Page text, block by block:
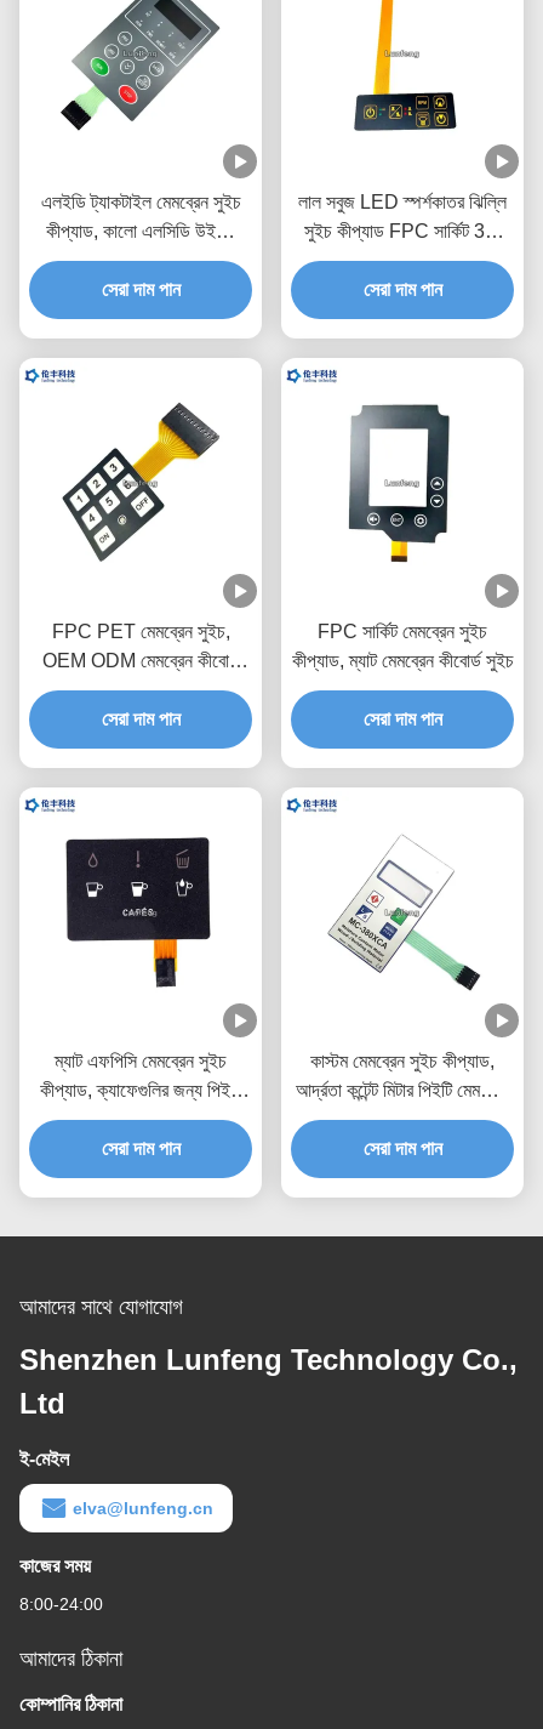
এলইডি ট্যাকটাইল মেমব্রেন সুইচ
কীপ্যাড, কালো এলসিডি উইন্ডো
মেটাল ডোম ট্যাকটাইল সুইচ
সেরা দাম পান
লাল সবুজ LED স্পর্শকাতর ঝিল্লি
সুইচ কীপ্যাড FPC সার্কিট 3M
আঠালো
সেরা দাম পান
FPC PET মেমব্রেন সুইচ,
OEM ODM মেমব্রেন কীবোর্ড
সুইচ
সেরা দাম পান
FPC সার্কিট মেমব্রেন সুইচ
কীপ্যাড, ম্যাট মেমব্রেন কীবোর্ড সুইচ
সেরা দাম পান
ম্যাট এফপিসি মেমব্রেন সুইচ
কীপ্যাড, ক্যাফেগুলির জন্য পিইটি
মেমব্রেন সুইচ
সেরা দাম পান
কাস্টম মেমব্রেন সুইচ কীপ্যাড,
আর্দ্রতা কন্টেন্ট মিটার পিইটি মেমব্রেন
সুইচ
সেরা দাম পান
আমাদের সাথে যোগাযোগ
Shenzhen Lunfeng Technology Co.,
Ltd
ই-মেইল
elva@lunfeng.cn
কাজের সময়
8:00-24:00
আমাদের ঠিকানা
কোম্পানির ঠিকানা